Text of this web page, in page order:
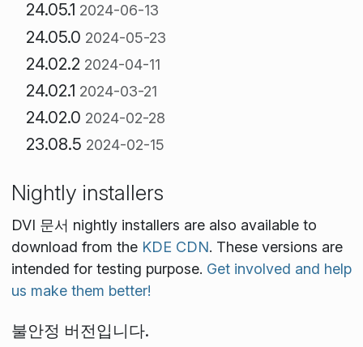
24.05.1 2024-06-13
24.05.0 2024-05-23
24.02.2 2024-04-11
24.02.1 2024-03-21
24.02.0 2024-02-28
23.08.5 2024-02-15
Nightly installers
DVI 문서 nightly installers are also available to
download from the KDE CDN. These versions are
intended for testing purpose. Get involved and help
us make them better!
불안정 버전입니다.